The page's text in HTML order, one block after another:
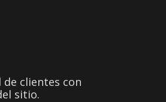
clientes con
sitio.